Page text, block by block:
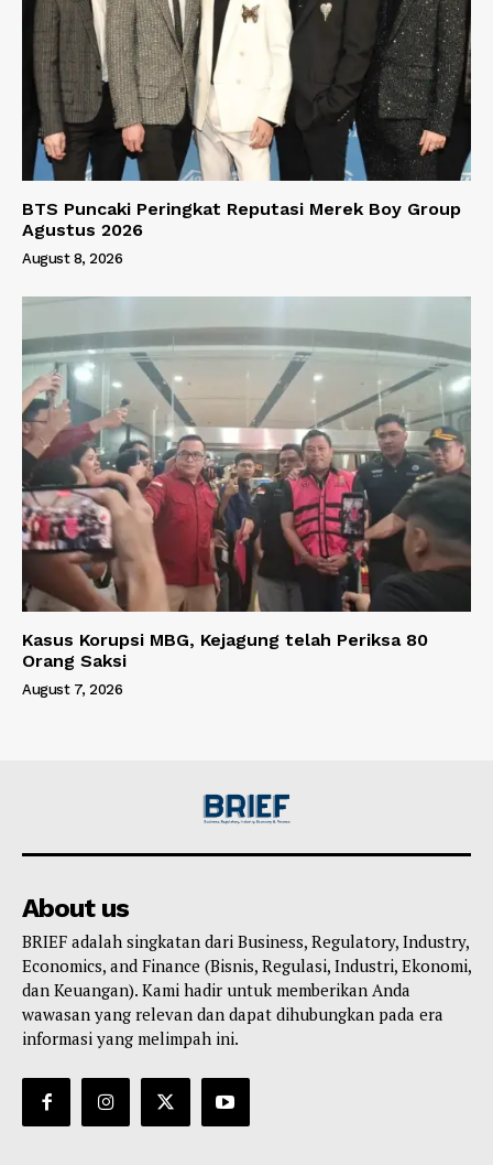
BTS Puncaki Peringkat Reputasi Merek Boy Group
Agustus 2026
August 8, 2026
Kasus Korupsi MBG, Kejagung telah Periksa 80
Orang Saksi
August 7, 2026
About us
BRIEF adalah singkatan dari Business, Regulatory, Industry,
Economics, and Finance (Bisnis, Regulasi, Industri, Ekonomi,
dan Keuangan). Kami hadir untuk memberikan Anda
wawasan yang relevan dan dapat dihubungkan pada era
informasi yang melimpah ini.